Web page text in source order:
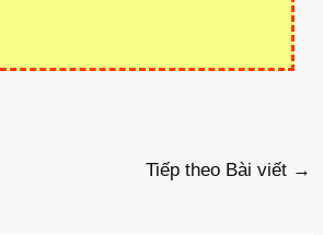
Tiếp theo Bài viết →